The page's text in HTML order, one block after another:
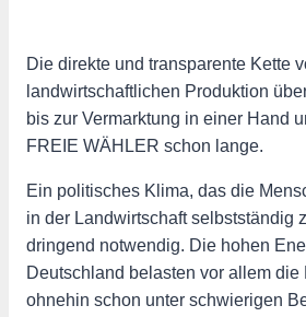
Die direkte und transparente Kette
landwirtschaftlichen Produktion
bis zur Vermarktung in einer Hand
FREIE WÄHLER schon lange.
Ein politisches Klima, das die
in der Landwirtschaft selbstständig
dringend notwendig. Die hohen
Deutschland belasten vor allem die
ohnehin schon unter schwierigen